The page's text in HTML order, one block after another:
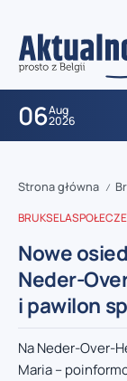
06Aug
2026
Strona główna /
BRUKSELA
Nowe
Neder-
i pawilon
Na Neder-Over-
Maria –